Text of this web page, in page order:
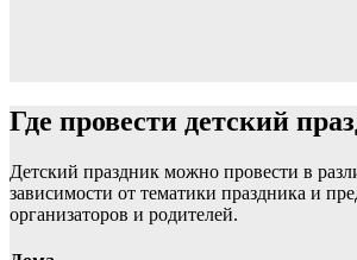
Где провести детский
Детский праздник можно провести в
зависимости от тематики праздника и
организаторов и родителей.